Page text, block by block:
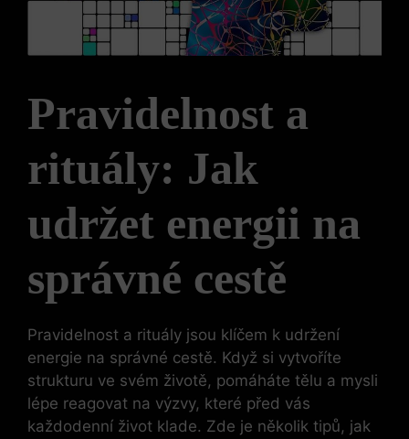
Pravidelnost a
rituály: Jak
udržet energii na
správné cestě
Pravidelnost a rituály jsou klíčem k udržení
energie na správné cestě. Když si vytvoříte
strukturu ve svém životě, pomáháte tělu a mysli
lépe reagovat na výzvy, které před vás
každodenní život klade. Zde je několik tipů, jak